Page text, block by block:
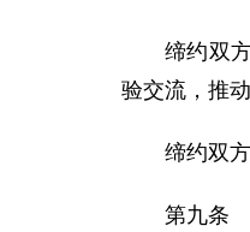
缔约双
验交流，推
缔约双
第九条